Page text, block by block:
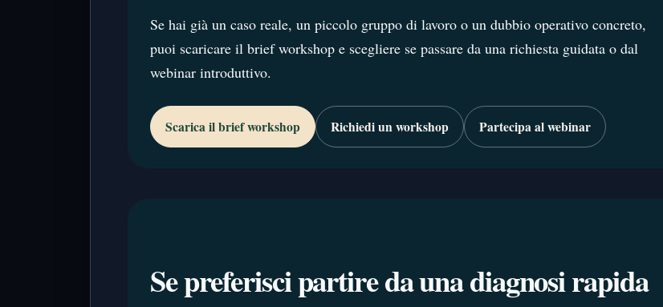
Se hai già un caso reale, un piccolo gruppo di lavoro o un dubbio operativo concreto,
puoi scaricare il brief workshop e scegliere se passare da una richiesta guidata o dal
webinar introduttivo.
Scarica il brief workshop Richiedi un workshop Partecipa al webinar
Se preferisci partire da una diagnosi rapida